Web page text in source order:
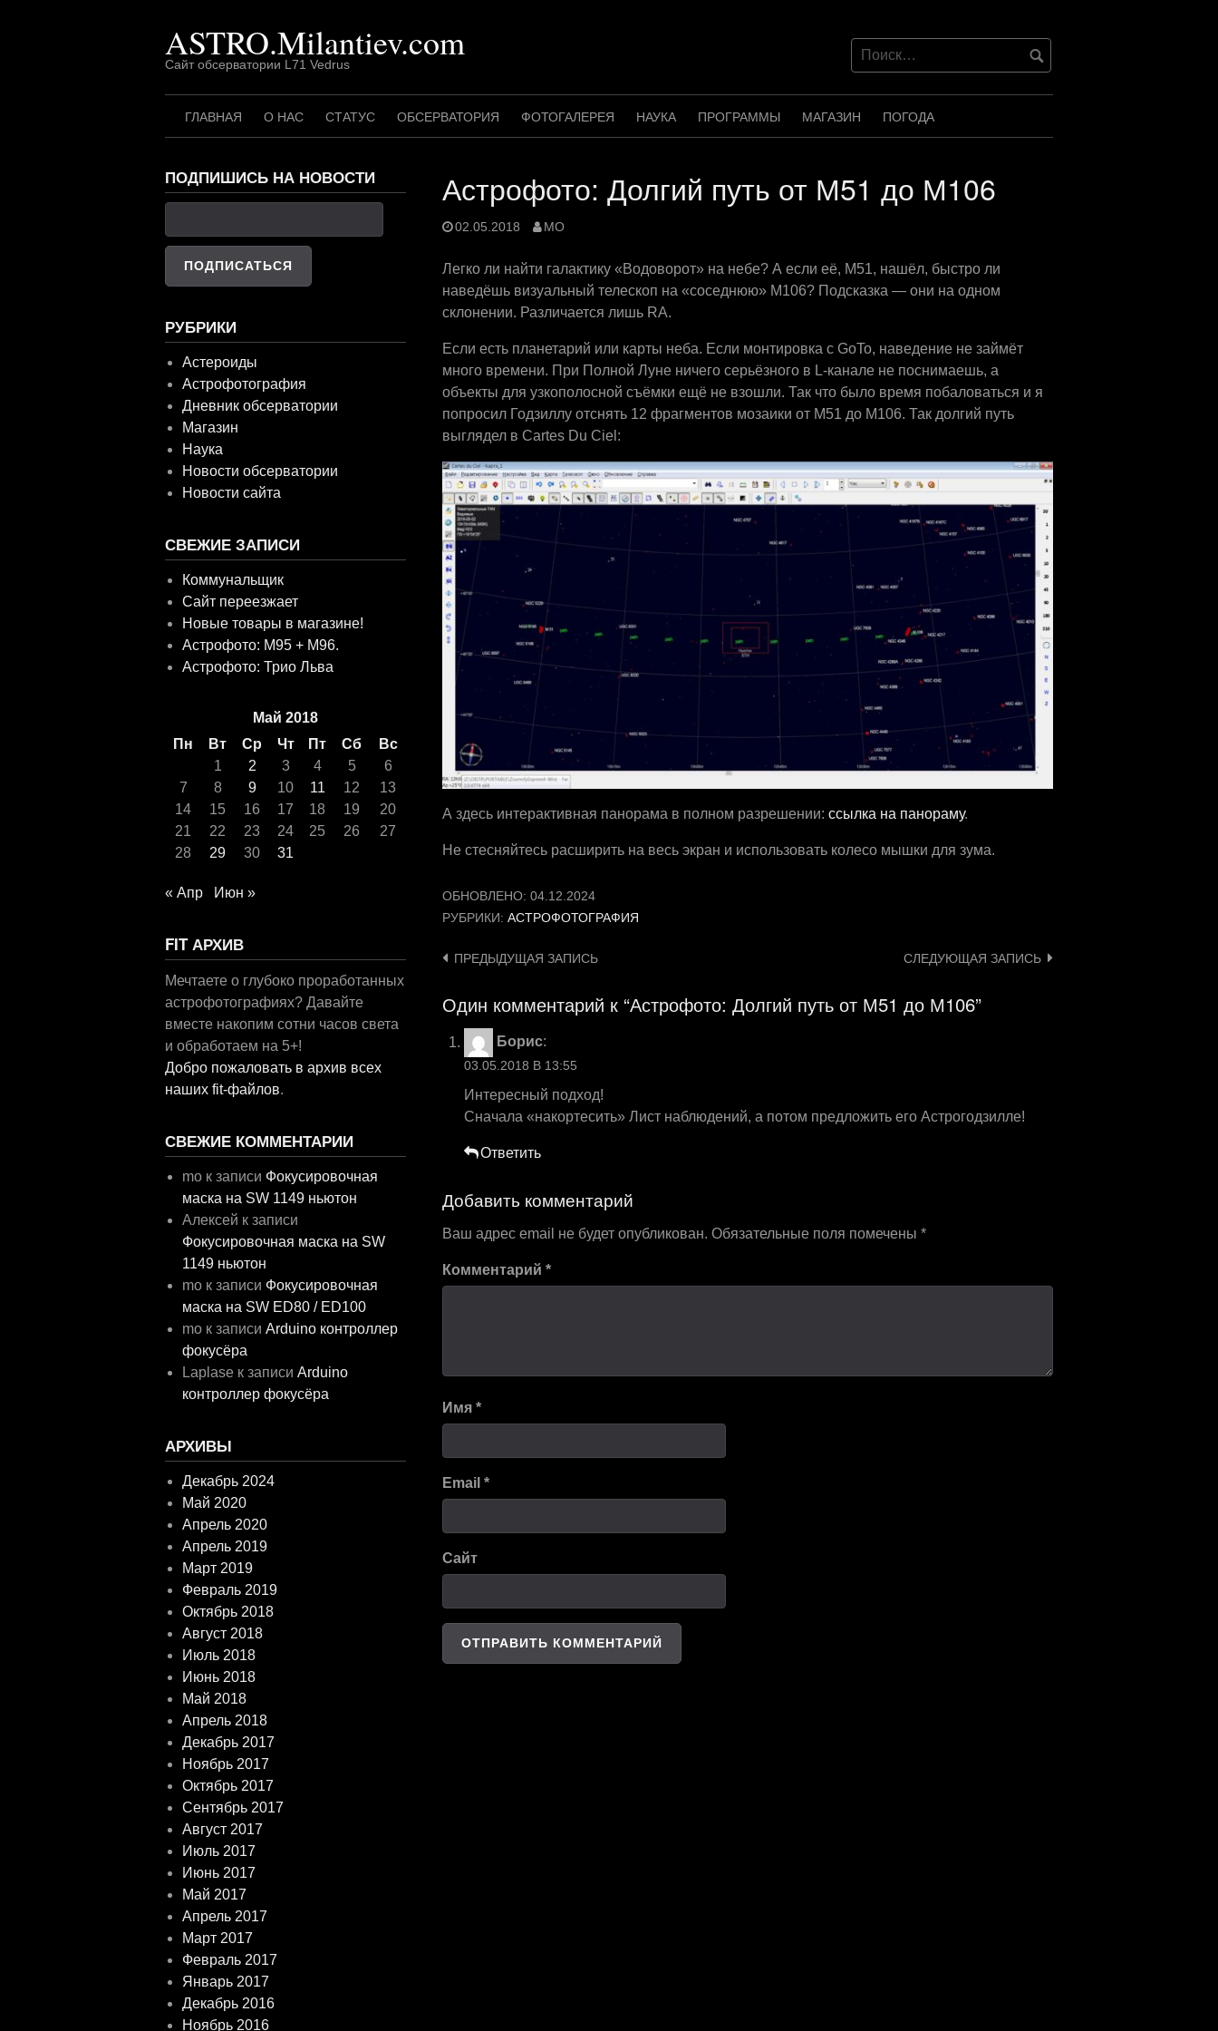
ASTRO.Milantiev.com
Сайт обсерватории L71 Vedrus
ГЛАВНАЯ О НАС СТАТУС ОБСЕРВАТОРИЯ ФОТОГАЛЕРЕЯ НАУКА ПРОГРАММЫ МАГАЗИН ПОГОДА
Астрофото: Долгий путь от М51 до М106
02.05.2018 MO
Легко ли найти галактику «Водоворот» на небе? А если её, М51, нашёл, быстро ли
наведёшь визуальный телескоп на «соседнюю» М106? Подсказка — они на одном
склонении. Различается лишь RA.
Если есть планетарий или карты неба. Если монтировка с GoTo, наведение не займёт
много времени. При Полной Луне ничего серьёзного в L-канале не поснимаешь, а
объекты для узкополосной съёмки ещё не взошли. Так что было время побаловаться и я
попросил Годзиллу отснять 12 фрагментов мозаики от М51 до М106. Так долгий путь
выглядел в Cartes Du Ciel:
А здесь интерактивная панорама в полном разрешении: ссылка на панораму.
Не стесняйтесь расширить на весь экран и использовать колесо мышки для зума.
ОБНОВЛЕНО: 04.12.2024
РУБРИКИ: АСТРОФОТОГРАФИЯ
Навигация
записям
ПРЕДЫДУЩАЯ ЗАПИСЬ СЛЕДУЮЩАЯ ЗАПИСЬ
Один комментарий к “Астрофото: Долгий путь от М51 до М106”
Борис:
03.05.2018 В 13:55
Интересный подход!
Сначала «накортесить» Лист наблюдений, а потом предложить его Астрогодзилле!
Ответить
Добавить комментарий
Ваш адрес email не будет опубликован. Обязательные поля помечены *
Комментарий *
Имя *
Email *
Сайт
ПОДПИШИСЬ НА НОВОСТИ
РУБРИКИ
Астероиды
Астрофотография
Дневник обсерватории
Магазин
Наука
Новости обсерватории
Новости сайта
СВЕЖИЕ ЗАПИСИ
Коммунальщик
Сайт переезжает
Новые товары в магазине!
Астрофото: M95 + M96.
Астрофото: Трио Льва
Май 2018
Пн
Вт Ср Чт Пт Сб
Вс
1
2 3 4 5
6
7
8 9 10 11 12
13
14
15 16 17 18 19
20
21
22 23 24 25 26
27
28
29 30 31
« Апр Июн »
FIT АРХИВ
Мечтаете о глубоко проработанных
астрофотографиях? Давайте
вместе накопим сотни часов света
и обработаем на 5+!
Добро пожаловать в архив всех
наших fit-файлов.
СВЕЖИЕ КОММЕНТАРИИ
mo к записи Фокусировочная
маска на SW 1149 ньютон
Алексей к записи
Фокусировочная маска на SW
1149 ньютон
mo к записи Фокусировочная
маска на SW ED80 / ED100
mo к записиArduino контроллер
фокусёра
Laplase к записиArduino
контроллер фокусёра
АРХИВЫ
Декабрь 2024
Май 2020
Апрель 2020
Апрель 2019
Март 2019
Февраль 2019
Октябрь 2018
Август 2018
Июль 2018
Июнь 2018
Май 2018
Апрель 2018
Декабрь 2017
Ноябрь 2017
Октябрь 2017
Сентябрь 2017
Август 2017
Июль 2017
Июнь 2017
Май 2017
Апрель 2017
Март 2017
Февраль 2017
Январь 2017
Декабрь 2016
Ноябрь 2016